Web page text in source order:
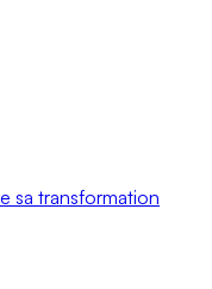
sa transformation